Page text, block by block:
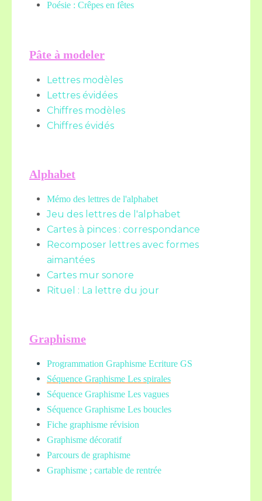
Poésie : Crêpes en fêtes
Pâte à modeler
Lettres modèles
Lettres évidées
Chiffres modèles
Chiffres évidés
Alphabet
Mémo des lettres de l'alphabet
Jeu des lettres de l'alphabet
Cartes à pinces : correspondance
Recomposer lettres avec formes
aimantées
Cartes mur sonore
Rituel : La lettre du jour
Graphisme
Programmation Graphisme Ecriture GS
Séquence Graphisme Les spirales
Séquence Graphisme Les vagues
Séquence Graphisme Les boucles
Fiche graphisme révision
Graphisme décoratif
Parcours de graphisme
Graphisme ; cartable de rentrée